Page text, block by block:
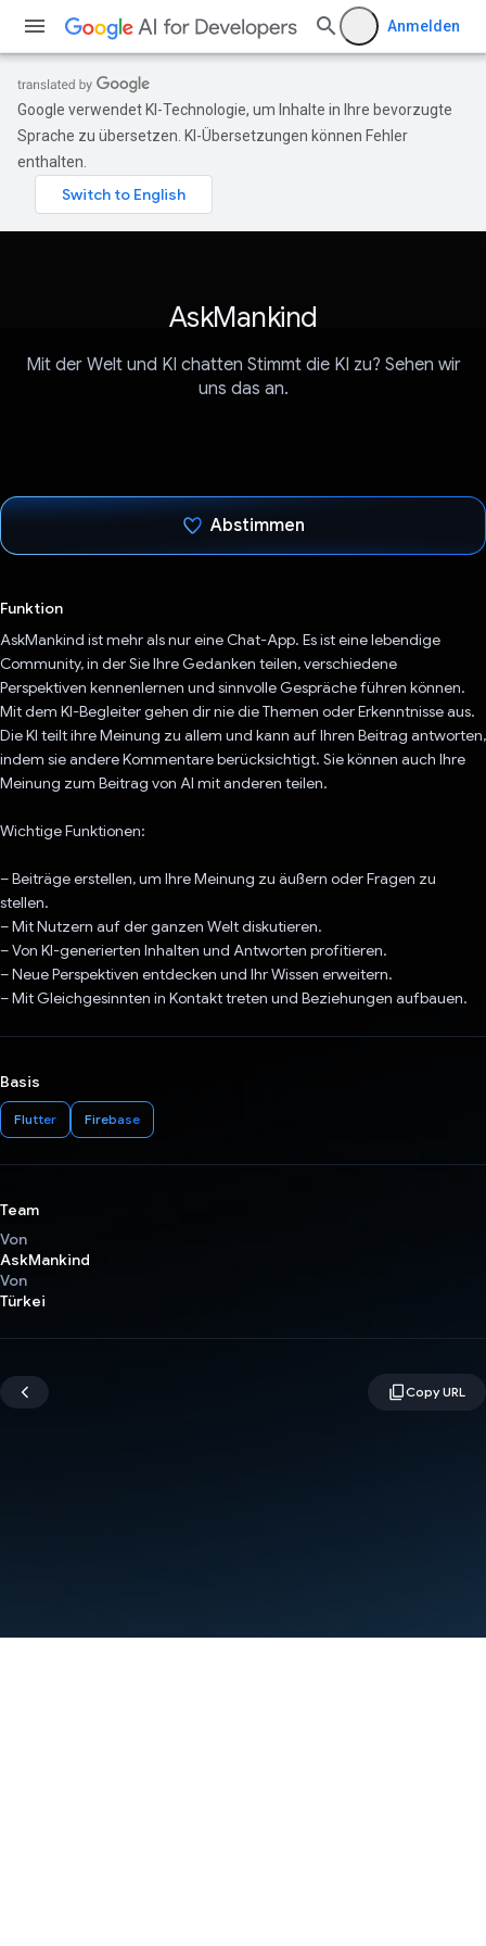
Anmelden
Google verwendet KI-Technologie, um Inhalte in Ihre bevorzugte
Sprache zu übersetzen. KI-Übersetzungen können Fehler
enthalten.
AskMankind
Mit der Welt und KI chatten Stimmt die KI zu? Sehen wir
uns das an.
Abstimmen
Funktion
AskMankind ist mehr als nur eine Chat-App. Es ist eine lebendige
Community, in der Sie Ihre Gedanken teilen, verschiedene
Perspektiven kennenlernen und sinnvolle Gespräche führen können.
Mit dem KI-Begleiter gehen dir nie die Themen oder Erkenntnisse aus.
Die KI teilt ihre Meinung zu allem und kann auf Ihren Beitrag antworten,
indem sie andere Kommentare berücksichtigt. Sie können auch Ihre
Meinung zum Beitrag von AI mit anderen teilen.
Wichtige Funktionen:
– Beiträge erstellen, um Ihre Meinung zu äußern oder Fragen zu
stellen.
– Mit Nutzern auf der ganzen Welt diskutieren.
– Von KI-generierten Inhalten und Antworten profitieren.
– Neue Perspektiven entdecken und Ihr Wissen erweitern.
– Mit Gleichgesinnten in Kontakt treten und Beziehungen aufbauen.
Basis
Flutter Firebase
Team
Von
AskMankind
Von
Türkei